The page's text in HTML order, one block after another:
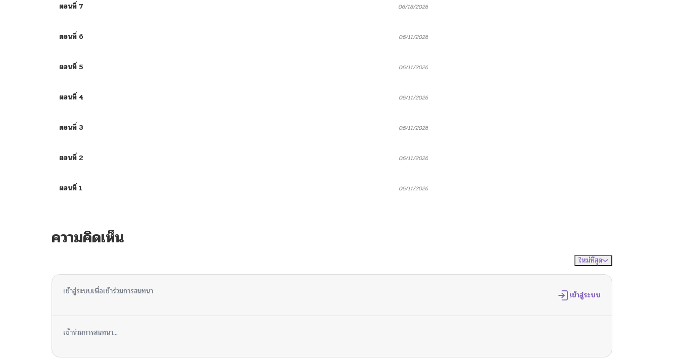
ตอนที่ 7 06/18/2026
ตอนที่ 6 06/11/2026
ตอนที่ 5 06/11/2026
ตอนที่ 4 06/11/2026
ตอนที่ 3 06/11/2026
ตอนที่ 2 06/11/2026
ตอนที่ 1 06/11/2026
ความคิดเห็น
ใหม่ที่สุด
เข้าสู่ระบบเพื่อเข้าร่วมการสนทนา เข้าสู่ระบบ
เข้าร่วมการสนทนา...